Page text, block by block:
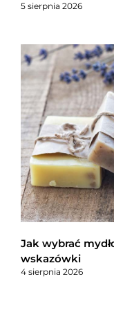
5 sierpnia 2026
Jak wybrać
wskazówki
4 sierpnia 2026